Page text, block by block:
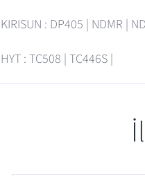
KIRISUN : DP405 | NDMR |
HYT : TC508 | TC446S |